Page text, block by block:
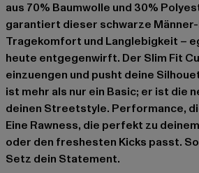
aus 70% Baumwolle und 30%
garantiert dieser schwarze
Tragekomfort und Langlebigkeit –
heute entgegenwirft. Der Slim Fit
einzuengen und pusht deine
ist mehr als nur ein Basic; er ist die
deinen Streetstyle. Performance,
Eine Rawness, die perfekt zu
oder den freshesten Kicks passt.
Setz dein Statement.